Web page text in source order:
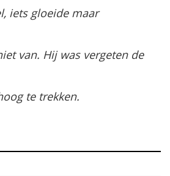
iets gloeide maar
van. Hij was vergeten de
te trekken.